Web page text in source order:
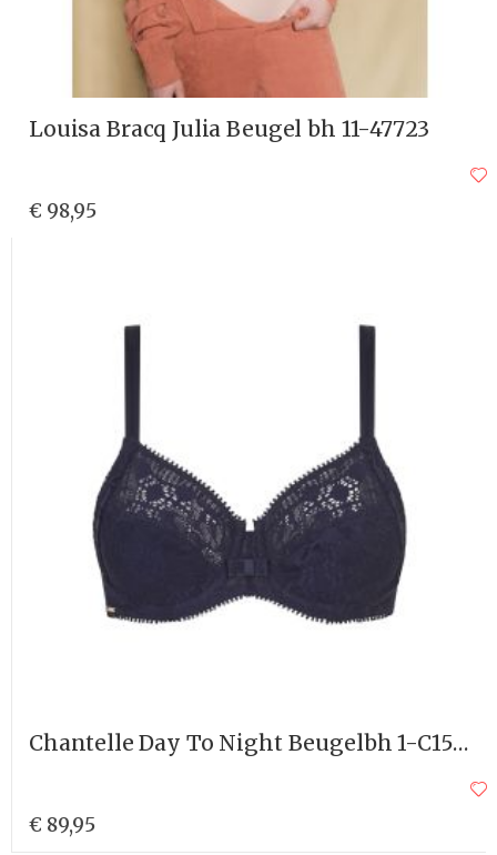
Louisa Bracq Julia Beugel bh 11-47723
€ 98,95
Chantelle Day To Night Beugelbh 1-C15F10
€ 89,95